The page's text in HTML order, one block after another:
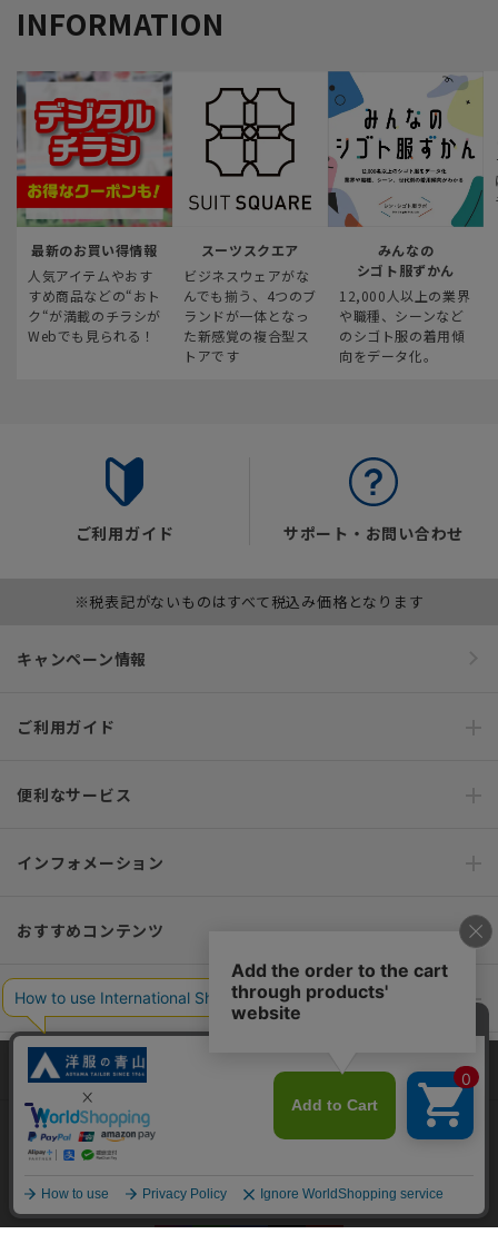
INFORMATION
最新のお買い得情報
人気アイテムやおす
すめ商品などの“おト
ク“が満載のチラシが
Webでも見られる！
スーツスクエア
ビジネスウェアがな
んでも揃う、4つのブ
ランドが一体となっ
た新感覚の複合型ス
トアです
みんなの
シゴト服ずかん
12,000人以上の業界
や職種、シーンなど
のシゴト服の着用傾
向をデータ化。
ご利用ガイド サポート・お問い合わせ
※税表記がないものはすべて税込み価格となります
キャンペーン情報
ご利用ガイド
便利なサービス
インフォメーション
おすすめコンテンツ
ポリシー・企業情報
オーダースーツなら SHITATE
OFFICIAL SNS
当サイトでは、快適な閲覧体験とコンテンツ改善のためにCookieを使用
しています。閲覧を続けることで、Cookieの使用に同意したものとみな
します。詳細については
同意して閉じる